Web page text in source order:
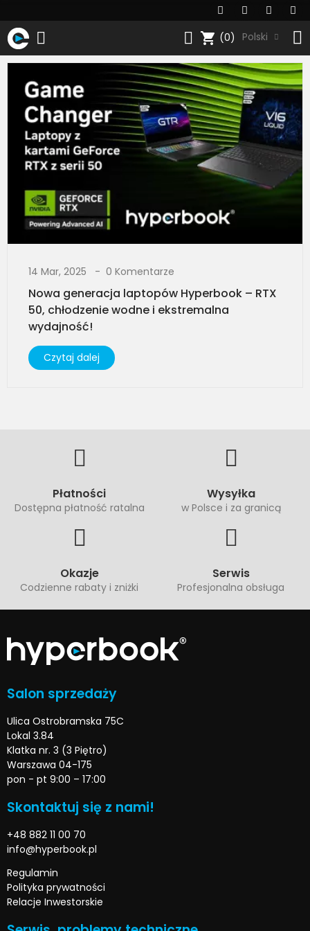
shopping_cart (0) Polski
14 Mar, 2025 0 Komentarze
Nowa generacja laptopów Hyperbook – RTX
50, chłodzenie wodne i ekstremalna
wydajność!
Czytaj dalej
Płatności
Dostępna płatność ratalna
Wysyłka
w Polsce i za granicą
Okazje
Codzienne rabaty i zniżki
Serwis
Profesjonalna obsługa
Salon sprzedaży
Ulica Ostrobramska 75C
Lokal 3.84
Klatka nr. 3 (3 Piętro)
Warszawa 04-175
pon - pt 9:00 – 17:00
Skontaktuj się z nami!
+48 882 11 00 70
info@hyperbook.pl
Regulamin
Polityka prywatności
Relacje Inwestorskie